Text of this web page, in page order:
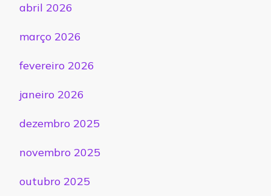
abril 2026
março 2026
fevereiro 2026
janeiro 2026
dezembro 2025
novembro 2025
outubro 2025